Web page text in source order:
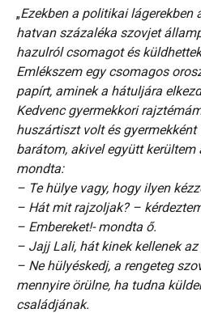
„Ezekben a politikai lágerekben
hatvan százaléka szovjet
hazulról csomagot és
Emlékszem egy csomagos
papírt, aminek a hátuljára
Kedvenc gyermekkori
huszártiszt volt és
barátom, akivel együtt kerültem
mondta:
– Te hülye vagy, hogy ilyen
– Hát mit rajzoljak? –
– Embereket!- mondta ő.
– Jajj Lali, hát kinek kellenek
– Ne hülyéskedj, a rengeteg
mennyire örülne, ha tudna
családjának.